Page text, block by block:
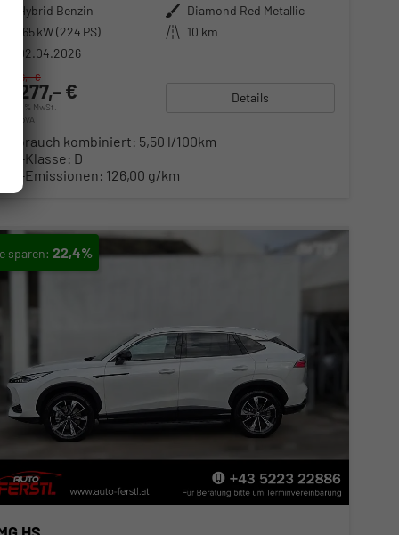
Hybrid Benzin Außenfarbe Diamond Red Metallic
165 kW (224 PS) Kilometerstand 10 km
02.04.2026
31.277,– €
incl. 20% MwSt.
inkl. NoVA
37.956,– €
Details
Verbrauch kombiniert: 5,50 l/100km
-Klasse: D
-Emissionen: 126,00 g/km
22,4%